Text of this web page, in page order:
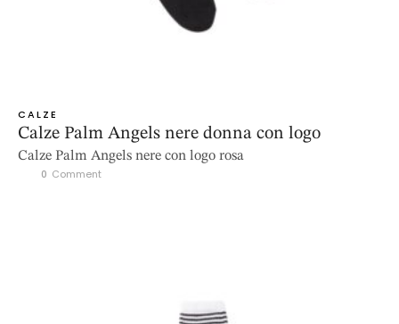
CALZE
Calze Palm Angels nere donna con logo
Calze Palm Angels nere con logo rosa
0 Comment